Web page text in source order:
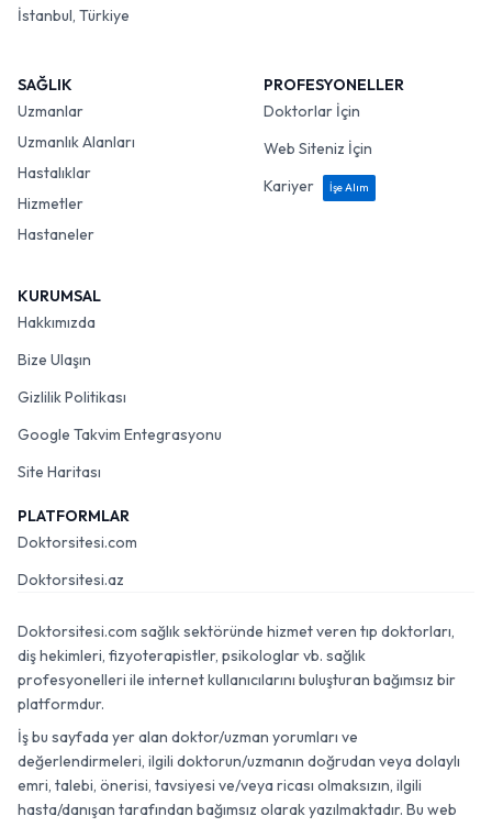
İstanbul, Türkiye
SAĞLIK
Uzmanlar
Uzmanlık Alanları
Hastalıklar
Hizmetler
Hastaneler
PROFESYONELLER
Doktorlar İçin
Web Siteniz İçin
Kariyer
İşe Alım
KURUMSAL
Hakkımızda
Bize Ulaşın
Gizlilik Politikası
Google Takvim Entegrasyonu
Site Haritası
PLATFORMLAR
Doktorsitesi.com
Doktorsitesi.az
Doktorsitesi.com sağlık sektöründe hizmet veren tıp doktorları,
diş hekimleri, fizyoterapistler, psikologlar vb. sağlık
profesyonelleri ile internet kullanıcılarını buluşturan bağımsız bir
platformdur.
İş bu sayfada yer alan doktor/uzman yorumları ve
değerlendirmeleri, ilgili doktorun/uzmanın doğrudan veya dolaylı
emri, talebi, önerisi, tavsiyesi ve/veya ricası olmaksızın, ilgili
hasta/danışan tarafından bağımsız olarak yazılmaktadır. Bu web